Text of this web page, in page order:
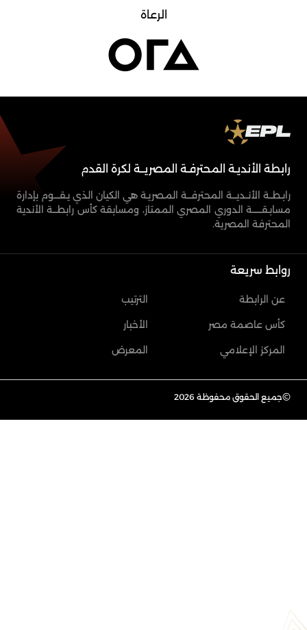
الرعاة
رابطة الأنديـة المحترفـة المصريــة لكرة القدم
رابـطــة الأنــديـــة المحترفـــة المـصريـة هي الكيان الذي يـقــــوم بإدارة
مسابـقـــــــة الدوري المصري الممتاز، ومسابقة كأس رابطـــة الأندية
المحترفة المصرية.
روابط سريعة
عن الرابطة الترتيب
كأس عاصمة مصر الأخبار
المركز الإعلامي المعرض
©جميع الحقوق محفوظة 2026